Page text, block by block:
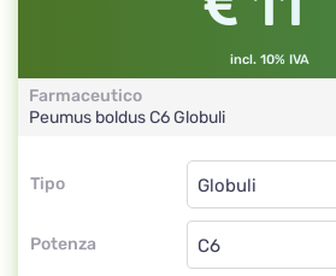
incl. 10% IVA
Farmaceutico
Peumus boldusC6Globuli
Tipo
Tipo
Potenza
Globuli
C6